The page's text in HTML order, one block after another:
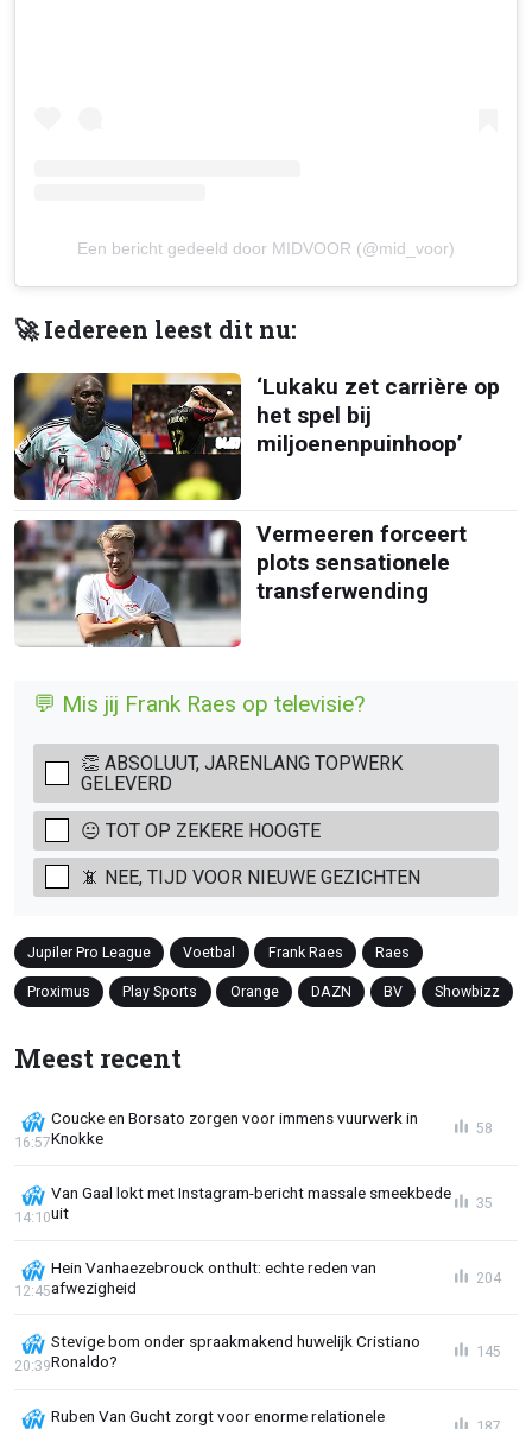
Een bericht gedeeld door MIDVOOR (@mid_voor)
🚀 Iedereen leest dit nu:
‘Lukaku zet carrière op
het spel bij
miljoenenpuinhoop’
Vermeeren forceert
plots sensationele
transferwending
💬 Mis jij Frank Raes op televisie?
👏 ABSOLUUT, JARENLANG TOPWERK
GELEVERD
😐 TOT OP ZEKERE HOOGTE
📵 NEE, TIJD VOOR NIEUWE GEZICHTEN
Jupiler Pro League Voetbal Frank Raes Raes
Proximus Play Sports Orange DAZN BV Showbizz
Meest recent
Coucke en Borsato zorgen voor immens vuurwerk in
Knokke
16:57
58
Van Gaal lokt met Instagram-bericht massale smeekbede
uit
14:10
35
Hein Vanhaezebrouck onthult: echte reden van
afwezigheid
12:45
204
Stevige bom onder spraakmakend huwelijk Cristiano
Ronaldo?
20:39
145
Ruben Van Gucht zorgt voor enorme relationele